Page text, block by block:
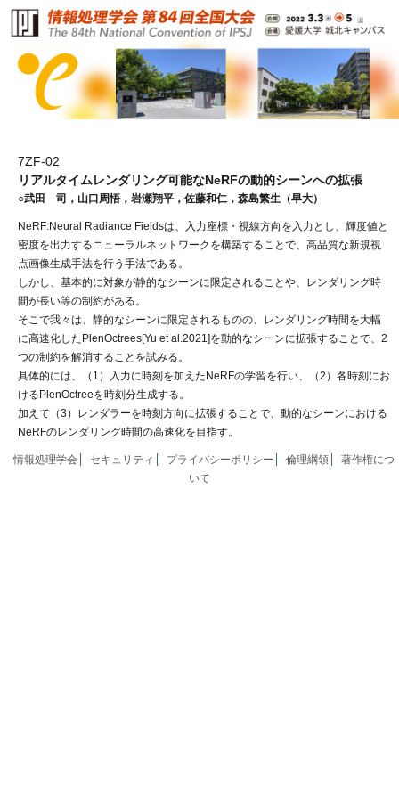
7ZF-02
リアルタイムレンダリング可能なNeRFの動的シーンへの拡張
○武田 司，山口周悟，岩瀬翔平，佐藤和仁，森島繁生（早大）
NeRF:Neural Radiance Fieldsは、入力座標・視線方向を入力とし、輝度値と
密度を出力するニューラルネットワークを構築することで、高品質な新規視
点画像生成手法を行う手法である。
しかし、基本的に対象が静的なシーンに限定されることや、レンダリング時
間が長い等の制約がある。
そこで我々は、静的なシーンに限定されるものの、レンダリング時間を大幅
に高速化したPlenOctrees[Yu et al.2021]を動的なシーンに拡張することで、2
つの制約を解消することを試みる。
具体的には、（1）入力に時刻を加えたNeRFの学習を行い、（2）各時刻にお
けるPlenOctreeを時刻分生成する。
加えて（3）レンダラーを時刻方向に拡張することで、動的なシーンにおける
NeRFのレンダリング時間の高速化を目指す。
情報処理学会 セキュリティ プライバシーポリシー 倫理綱領
著作権につ
いて